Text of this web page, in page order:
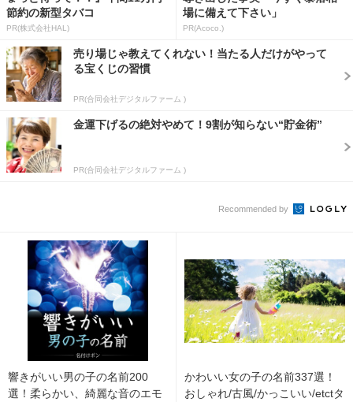
節約の新型タバコ
PR(株式会社HAL)
場に備えて下さい」
PR(Acoco.)
売り場じゃ教えてくれない！当たる人だけがやって
る宝くじの習慣
PR(合同会社デジタルファーム )
金運下げるの絶対やめて！9割が知らない“貯金術”
PR(合同会社デジタルファーム )
Recommended by
響きがいい男の子の名前200
選！柔らかい、綺麗な音のエモ
かわいい女の子の名前337選！
おしゃれ/古風/かっこいい/etctタ